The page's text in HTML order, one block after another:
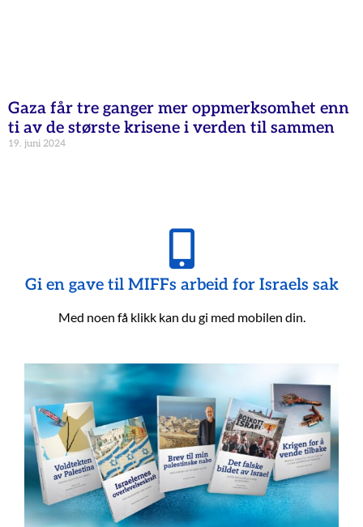
Gaza får tre ganger mer oppmerksomhet enn
ti av de største krisene i verden til sammen
19. juni 2024
Gi en gave til MIFFs arbeid for Israels sak
Med noen få klikk kan du gi med mobilen din.